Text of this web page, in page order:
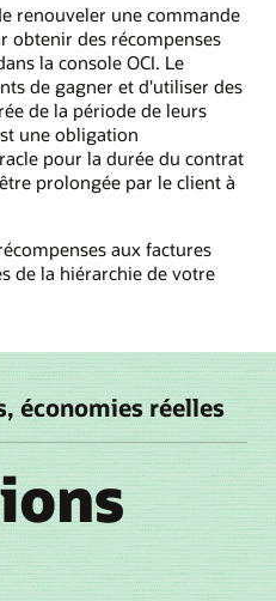
renouveler une commande
obtenir des récompenses
la console OCI. Le
de gagner et d'utiliser des
de la période de leurs
une obligation
pour la durée du contrat
prolongée par le client à
aux factures
de la hiérarchie de votre
économies réelles